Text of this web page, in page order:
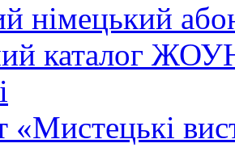
німецький
каталог
«Мистецькі